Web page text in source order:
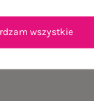
wszystkie